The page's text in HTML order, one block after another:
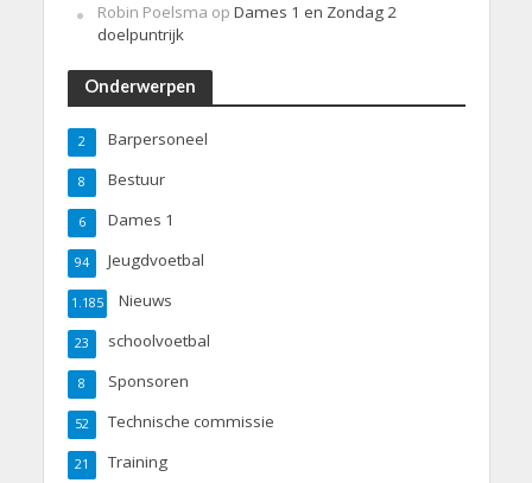
Robin Poelsma op Dames 1 en Zondag 2
doelpuntrijk
Onderwerpen
Barpersoneel
2
Bestuur
8
Dames 1
6
Jeugdvoetbal
94
Nieuws
1.185
schoolvoetbal
23
Sponsoren
8
Technische commissie
52
Training
21